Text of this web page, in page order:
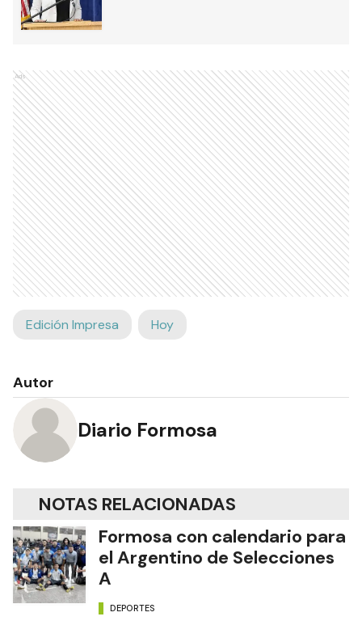
Ads
Edición Impresa Hoy
Autor
Diario Formosa
NOTAS RELACIONADAS
Formosa con calendario para
el Argentino de Selecciones
A
DEPORTES